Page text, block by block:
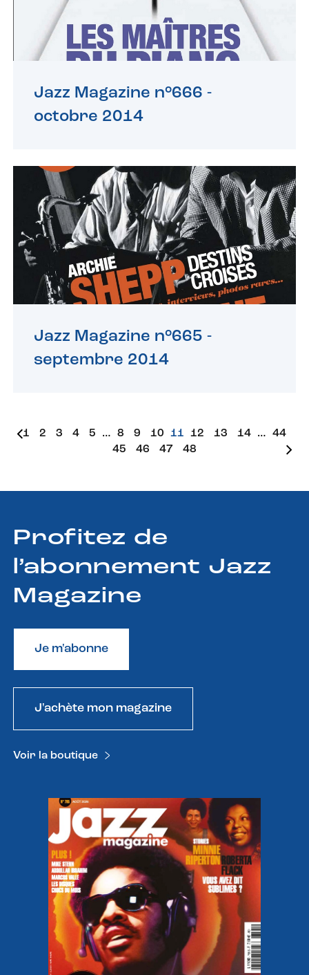
Jazz Magazine n°666 -
octobre 2014
Jazz Magazine n°665 -
septembre 2014
1 2 3 4 5 … 8 9 10 11 12 13 14 …
44
45
46 47 48
Profitez de
l’abonnement Jazz
Magazine
Je m'abonne
J'achète mon magazine
Voir la boutique